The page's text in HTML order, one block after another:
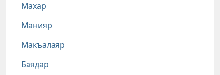
Махар
Манияр
Макъалаяр
Баядар